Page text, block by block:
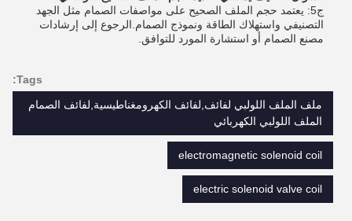
ج5: يعتمد حجم الملف الصحيح على مواصفات الصمام مثل الجهد
التصنيفي واستهلاك الطاقة ونموذج الصمام.الرجوع إلى إرشادات
مصنع الصمام أو استشارة المورد للتوافق.
Tags:
ملف الملف اللولبي لفائف,لفائف الكهرومغناطيسية,لفائف الصمام
الملف اللولبي الكهربائي
electromagnetic solenoid coil
electric solenoid valve coil